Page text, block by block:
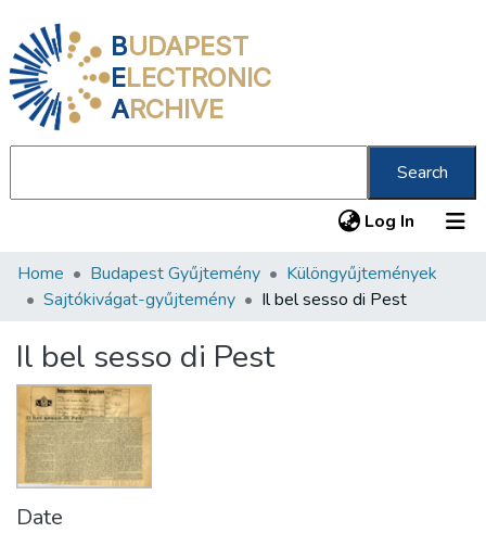
BUDAPEST
ELECTRONIC
ARCHIVE
Search
Log In (current)
Communities & Collections
Statistics
About us
Home Budapest Gyűjtemény
Különgyűjtemények
Sajtókivágat-gyűjtemény
Il bel sesso di Pest
Il bel sesso di Pest
Date